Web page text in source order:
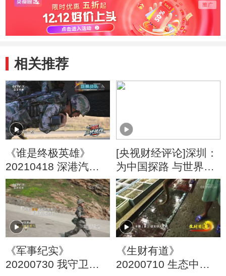
相关推荐
《谁是终极英雄》
20210418 深港汽车
模范连
[央视财经评论]深圳：
为中国探路 与世界共
舞
《军事纪实》
20200730 我守卫在
《生财有道》
20200710 生态中国